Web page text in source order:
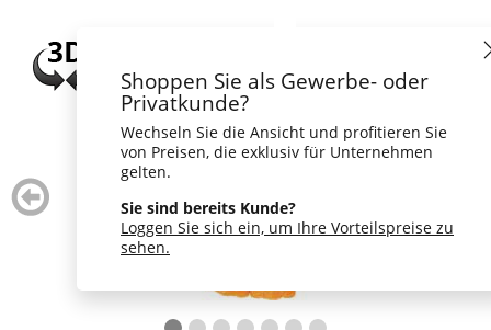
Shoppen Sie als Gewerbe- oder
Privatkunde?
Wechseln Sie die Ansicht und profitieren Sie
von Preisen, die exklusiv für Unternehmen
gelten.
Sie sind bereits Kunde?
Loggen Sie sich ein, um Ihre Vorteilspreise zu
sehen.
zurück
blättern